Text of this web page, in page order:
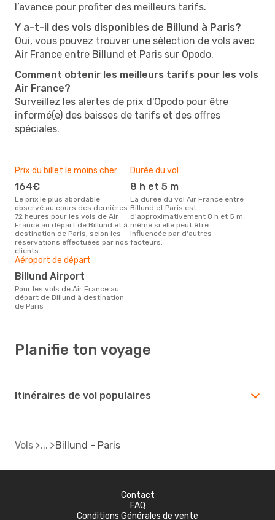
l’avance pour profiter des meilleurs tarifs.
Y a-t-il des vols disponibles de Billund à Paris?
Oui, vous pouvez trouver une sélection de vols avec
Air France entre Billund et Paris sur Opodo.
Comment obtenir les meilleurs tarifs pour les vols
Air France?
Surveillez les alertes de prix d'Opodo pour être
informé(e) des baisses de tarifs et des offres
spéciales.
Prix du billet le moins cher
164€
Le prix le plus abordable
observé au cours des dernières
72 heures pour les vols de Air
France au départ de Billund et à
destination de Paris, selon les
réservations effectuées par nos
clients.
Durée du vol
8 h et 5 m
La durée du vol Air France entre
Billund et Paris est
d'approximativement 8 h et 5 m,
même si elle peut être
influencée par d'autres
facteurs.
Aéroport de départ
Billund Airport
Pour les vols de Air France au
départ de Billund à destination
de Paris
Planifie ton voyage
Itinéraires de vol populaires
Vols Billund - Paris
Contact
FAQ
Conditions Générales de vente